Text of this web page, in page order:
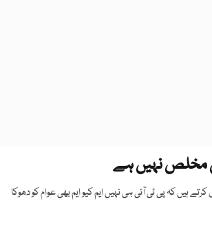
مخلص نہیں ہے
ہیں کہ پی ٹی آئی ہی نہیں ایم کیو ایم بھی عوام کو دھوکا